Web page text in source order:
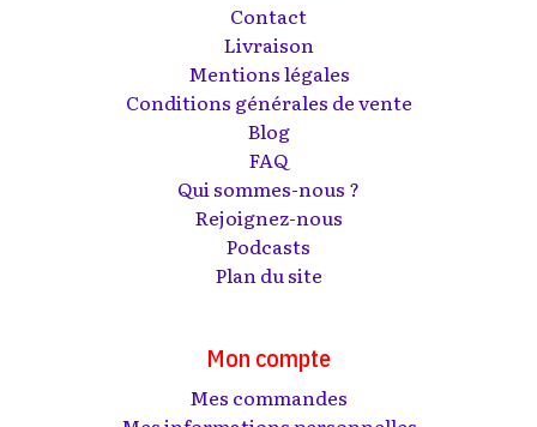
Contact
Livraison
Mentions légales
Conditions générales de vente
Blog
FAQ
Qui sommes-nous ?
Rejoignez-nous
Podcasts
Plan du site
Mon compte
Mes commandes